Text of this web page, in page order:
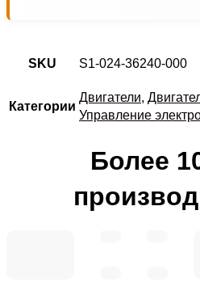
SKU S1-024-36240-000
Категории
Двигатели,
Управление
Более